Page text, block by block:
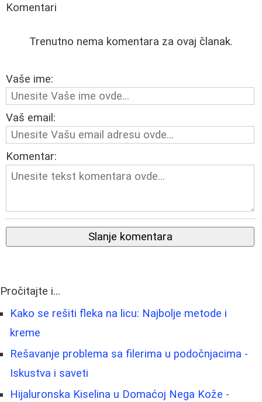
Komentari
Trenutno nema komentara za ovaj članak.
Vaše ime:
Vaš email:
Komentar:
Slanje komentara
Pročitajte i...
Kako se rešiti fleka na licu: Najbolje metode i
kreme
Rešavanje problema sa filerima u podočnjacima -
Iskustva i saveti
Hijaluronska Kiselina u Domaćoj Nega Kože -